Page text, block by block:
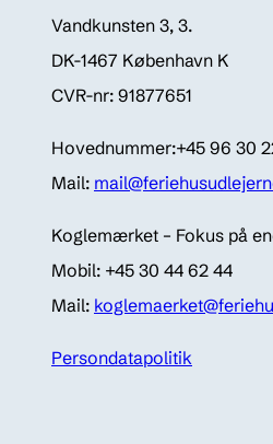
Vandkunsten 3, 3.
DK-1467 København K
CVR-nr: 91877651
Hovednummer:+45 96 30
Mail:
Koglemærket – Fokus på
Mobil: +45 30 44 62 44
Mail:
Persondatapolitik